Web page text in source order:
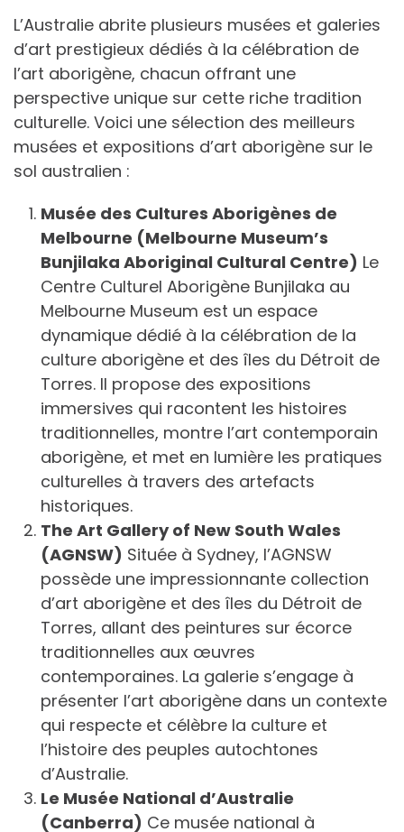
L’Australie abrite plusieurs musées et galeries
d’art prestigieux dédiés à la célébration de
l’art aborigène, chacun offrant une
perspective unique sur cette riche tradition
culturelle. Voici une sélection des meilleurs
musées et expositions d’art aborigène sur le
sol australien :
Musée des Cultures Aborigènes de
Melbourne (Melbourne Museum’s
Bunjilaka Aboriginal Cultural Centre) Le
Centre Culturel Aborigène Bunjilaka au
Melbourne Museum est un espace
dynamique dédié à la célébration de la
culture aborigène et des îles du Détroit de
Torres. Il propose des expositions
immersives qui racontent les histoires
traditionnelles, montre l’art contemporain
aborigène, et met en lumière les pratiques
culturelles à travers des artefacts
historiques.
The Art Gallery of New South Wales
(AGNSW) Située à Sydney, l’AGNSW
possède une impressionnante collection
d’art aborigène et des îles du Détroit de
Torres, allant des peintures sur écorce
traditionnelles aux œuvres
contemporaines. La galerie s’engage à
présenter l’art aborigène dans un contexte
qui respecte et célèbre la culture et
l’histoire des peuples autochtones
d’Australie.
Le Musée National d’Australie
(Canberra) Ce musée national à